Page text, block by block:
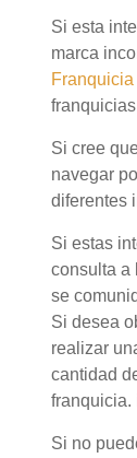
Si esta
marca
Si cree
navegar
diferentes
Si estas
consulta a
se
Si desea
realizar
cantidad
franquicia.
Si no